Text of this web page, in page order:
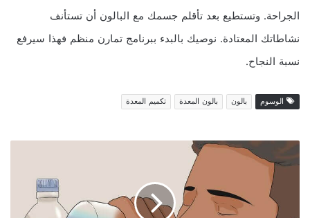
الجراحة. وتستطيع بعد تأقلم جسمك مع البالون أن تستأنف
نشاطاتك المعتادة. نوصيك بالبدء ببرنامج تمارن منظم فهذا سيرفع
نسبة النجاح.
الوسوم بالون بالون المعدة تكميم المعدة
حمى
التيفود
الأطفال